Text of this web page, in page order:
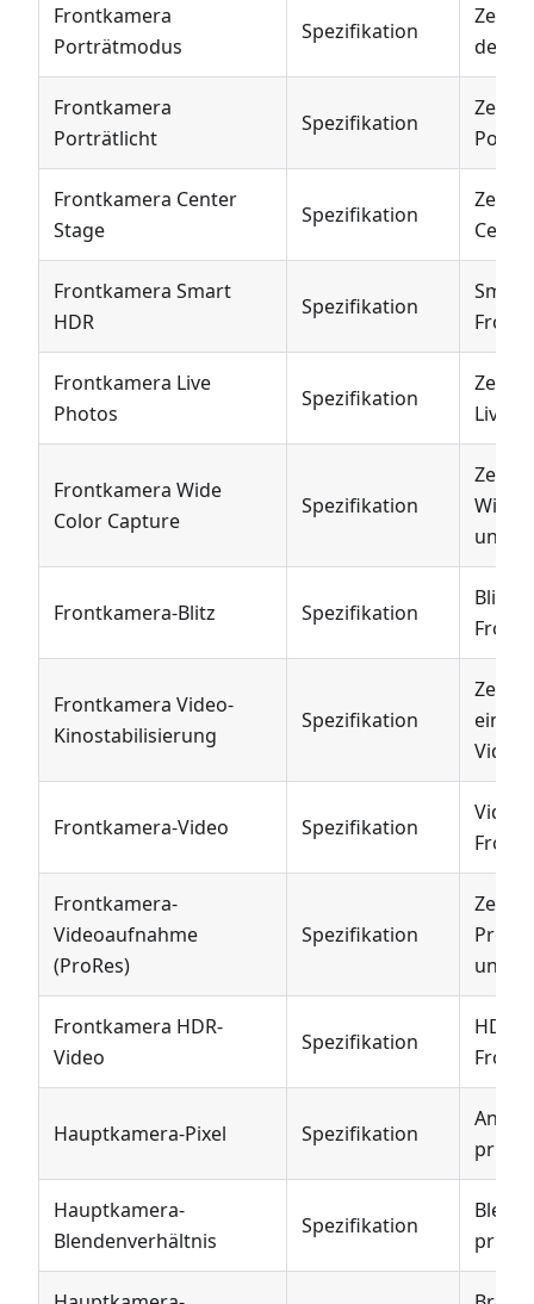
Frontkamera
Porträtmodus
Spezifikation
Zeigt
den
Frontkamera
Porträtlicht
Spezifikation
Zeigt
Frontkamera Center
Stage
Spezifikation
Zeigt
Frontkamera Smart
HDR
Spezifikation
Smart
Frontkamera Live
Photos
Spezifikation
Zeigt
Live
Frontkamera Wide
Color Capture
Spezifikation
Zeigt
Wide
Frontkamera-Blitz Spezifikation
Frontkamera Video-
Kinostabilisierung
Spezifikation
Zeigt
eine
Frontkamera-Video Spezifikation
Frontkamera-
Videoaufnahme
(ProRes)
Spezifikation
Zeigt
Frontkamera HDR-
Video
Spezifikation
HDR-
Hauptkamera-Pixel Spezifikation
Hauptkamera-
Blendenverhältnis
Spezifikation